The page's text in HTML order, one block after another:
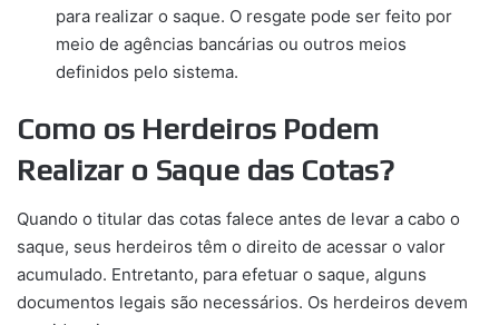
para realizar o saque. O resgate pode ser feito por
meio de agências bancárias ou outros meios
definidos pelo sistema.
Como os Herdeiros Podem
Realizar o Saque das Cotas?
Quando o titular das cotas falece antes de levar a cabo o
saque, seus herdeiros têm o direito de acessar o valor
acumulado. Entretanto, para efetuar o saque, alguns
documentos legais são necessários. Os herdeiros devem